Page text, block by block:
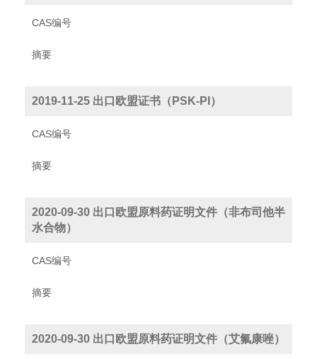
CAS编号
摘要
2019-11-25 出口欧盟证书（PSK-PI）
CAS编号
摘要
2020-09-30 出口欧盟原料药证明文件（非布司他半
水合物）
CAS编号
摘要
2020-09-30 出口欧盟原料药证明文件（艾氟康唑）